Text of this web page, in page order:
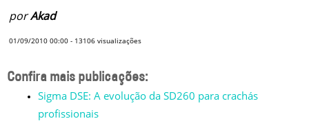
Novidades
e
Login
Cadastro
porAkad
01/09/2010 00:00 - 13106 visualizações
Confira mais publicações:
Sigma DSE: A evolução da SD260 para crachás
profissionais